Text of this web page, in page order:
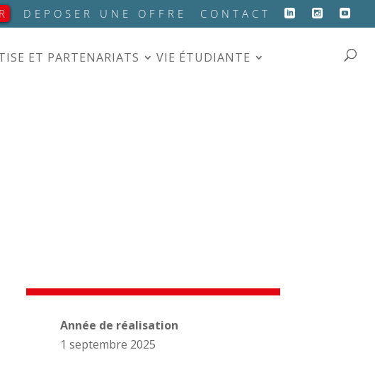
DEPOSER UNE OFFRE CONTACT
ET PARTENARIATS VIE ÉTUDIANTE
Année de réalisation
1 septembre 2025